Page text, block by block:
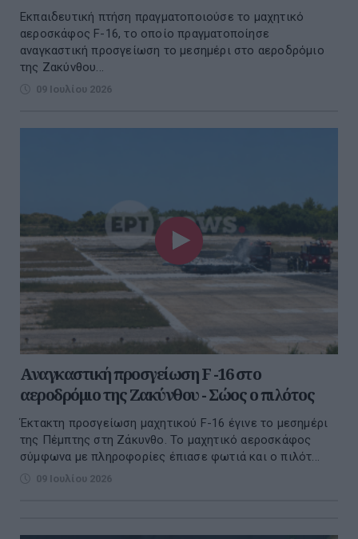
Εκπαιδευτική πτήση πραγματοποιούσε το μαχητικό
αεροσκάφος F-16, το οποίο πραγματοποίησε
αναγκαστική προσγείωση το μεσημέρι στο αεροδρόμιο
της Ζακύνθου...
09 Ιουλίου 2026
Αναγκαστική προσγείωση F -16 στο
αεροδρόμιο της Ζακύνθου - Σώος ο πιλότος
Έκτακτη προσγείωση μαχητικού F-16 έγινε το μεσημέρι
της Πέμπτης στη Ζάκυνθο. Το μαχητικό αεροσκάφος
σύμφωνα με πληροφορίες έπιασε φωτιά και ο πιλότ...
09 Ιουλίου 2026